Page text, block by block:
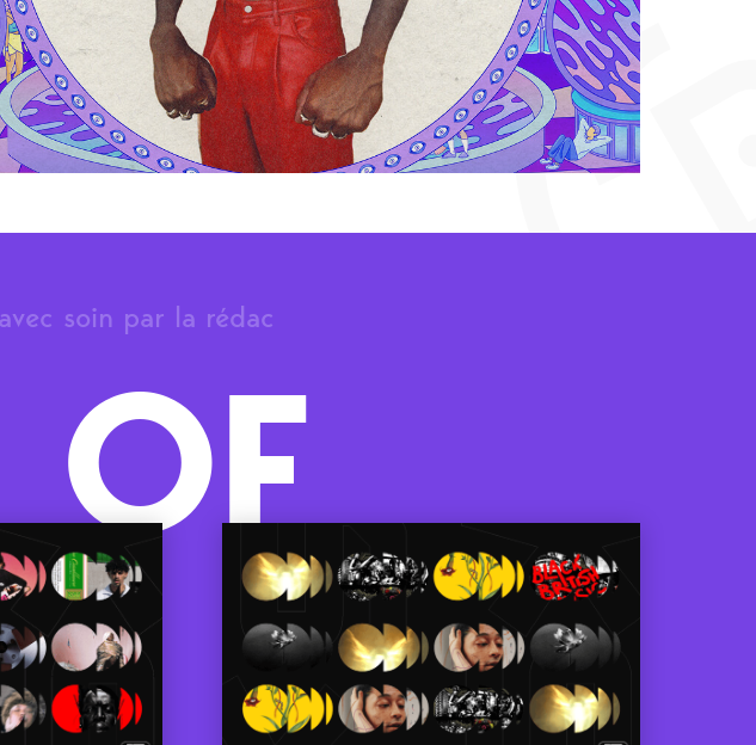
soin par la rédac
OF